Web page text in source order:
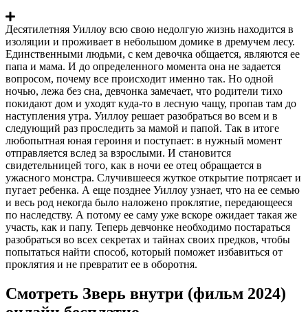
Десятилетняя Уиллоу всю свою недолгую жизнь находится в
изоляции и проживает в небольшом домике в дремучем лесу.
Единственными людьми, с кем девочка общается, являются ее
папа и мама. И до определенного момента она не задается
вопросом, почему все происходит именно так. Но одной
ночью, лежа без сна, девчонка замечает, что родители тихо
покидают дом и уходят куда-то в лесную чащу, пропав там до
наступления утра. Уиллоу решает разобраться во всем и в
следующий раз проследить за мамой и папой. Так в итоге
любопытная юная героиня и поступает: в нужный момент
отправляется вслед за взрослыми. И становится
свидетельницей того, как в ночи ее отец обращается в
ужасного монстра. Случившееся жуткое открытие потрясает и
пугает ребенка. А еще позднее Уиллоу узнает, что на ее семью
и весь род некогда было наложено проклятие, передающееся
по наследству. А потому ее саму уже вскоре ожидает такая же
участь, как и папу. Теперь девчонке необходимо постараться
разобраться во всех секретах и тайнах своих предков, чтобы
попытаться найти способ, который поможет избавиться от
проклятия и не превратит ее в оборотня.
Смотреть Зверь внутри (фильм 2024)